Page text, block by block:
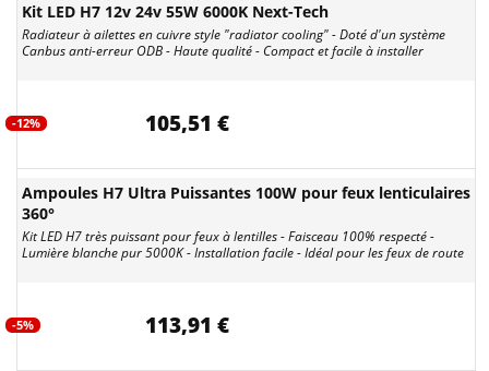
Kit LED H7 12v 24v 55W 6000K Next-Tech
Radiateur à ailettes en cuivre style "radiator cooling" - Doté d'un système
Canbus anti-erreur ODB - Haute qualité - Compact et facile à installer
-12% 105,51 €
Ampoules H7 Ultra Puissantes 100W pour feux lenticulaires
360°
Kit LED H7 très puissant pour feux à lentilles - Faisceau 100% respecté -
Lumière blanche pur 5000K - Installation facile - Idéal pour les feux de route
-5% 113,91 €